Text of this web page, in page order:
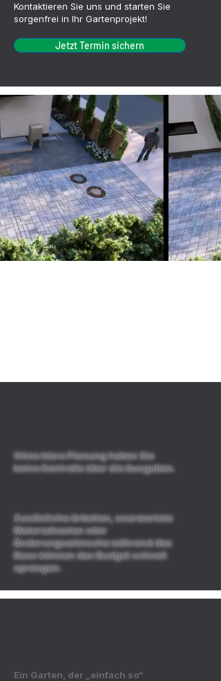
Kontaktieren Sie uns und starten Sie
sorgenfrei in Ihr Gartenprojekt!
Jetzt Termin sichern
Ohne klare Planung haben Sie
keine Kontrolle über die Ausgaben.
Zusätzliche Arbeiten, unerwartete
Materialkosten oder
Änderungswünsche während des
Baus können das Budget schnell
sprengen.
Ein Garten, der „einfach so“